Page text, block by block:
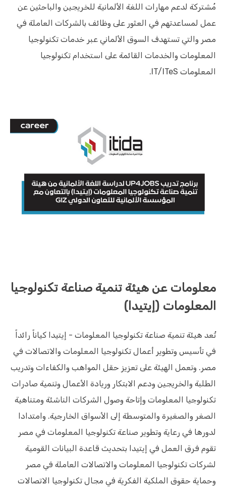
مُشتركة لدعم مهارات اللغة الألمانية للخريجين والباحثين عن
عمل لمساعدتهم في العثور على وظائف بالشركات العاملة في
مصر والتي تستهدف السوق الألماني عبر خدمات تكنولوجيا
المعلومات والخدمات القائمة على استخدام تكنولوجيا
المعلومات IT/ITeS.
معلومات عن هيئة تنمية صناعة تكنولوجيا
المعلومات (إيتيدا)
تُعد هيئة تنمية صناعة تكنولوجيا المعلومات - إيتيدا كياناً رائداً
في تأسيس وتطوير أعمال تكنولوجيا المعلومات والاتصالات في
مصر. وتعمل الهيئة على تعزيز حقل المواهب والكفاءات وتدريب
الطلبة والخريجين ودعم الابتكار وريادة الأعمال وتنمية صادرات
تكنولوجيا المعلومات وإتاحة وصول الشركات الناشئة ومتناهية
الصغر والصغيرة والمتوسطة إلى الأسواق الخارجية. وامتدادا
لدورها في رعاية وتطوير صناعة تكنولوجيا المعلومات في مصر
تقوم فرق العمل في إيتيدا بتحديث قاعدة البيانات القومية
لشركات تكنولوجيا المعلومات والاتصالات العاملة في مصر
وحماية حقوق الملكية الفكرية في مجال تكنولوجيا الاتصالات